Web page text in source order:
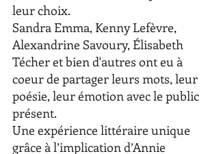
leur choix.
Sandra Emma, Kenny Lefèvre,
Alexandrine Savoury, Élisabeth
Técher et bien d'autres ont eu à
coeur de partager leurs mots, leur
poésie, leur émotion avec le public
présent.
Une expérience littéraire unique
grâce à l’implication d’Annie